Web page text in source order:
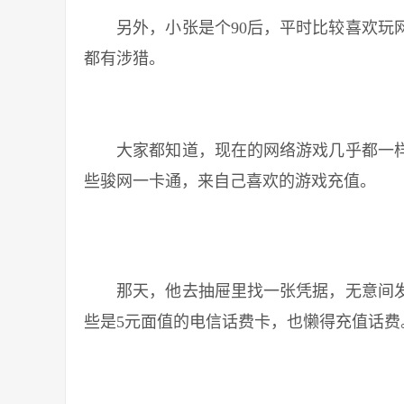
另外，小张是个90后，平时比较喜欢玩
都有涉猎。
大家都知道，现在的网络游戏几乎都一
些骏网一卡通，来自己喜欢的游戏充值。
那天，他去抽屉里找一张凭据，无意间
些是5元面值的电信话费卡，也懒得充值话费